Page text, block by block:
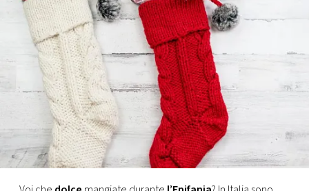
EVENTI
VIDEO
PRINCIPATO
DI